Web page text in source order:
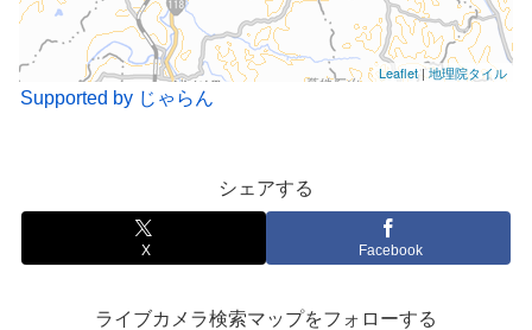
Leaflet|地理院タイル
Supported by じゃらん
シェアする
X Facebook
ライブカメラ検索マップをフォローする